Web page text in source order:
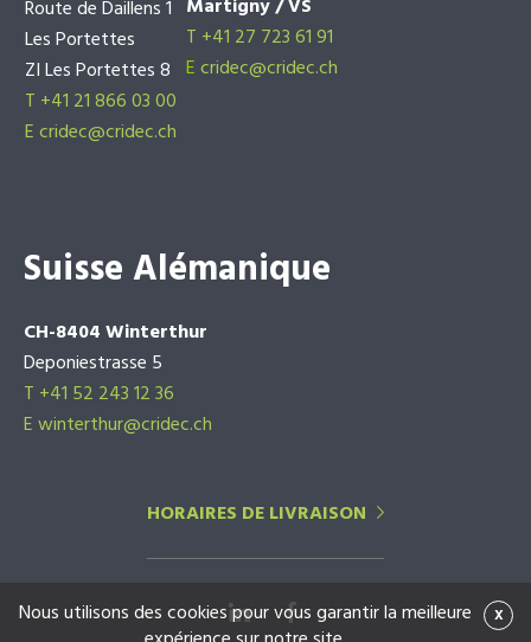
Route de Daillens 1
Les Portettes
ZI Les Portettes 8
T +41 21 866 03 00
Ecridec@cridec.ch
Martigny / VS
T +41 27 723 61 91
Ecridec@cridec.ch
Suisse Alémanique
CH-8404 Winterthur
Deponiestrasse 5
T +41 52 243 12 36
E winterthur@cridec.ch
HORAIRES DE LIVRAISON
x
Nous utilisons des cookies pour vous garantir la meilleure